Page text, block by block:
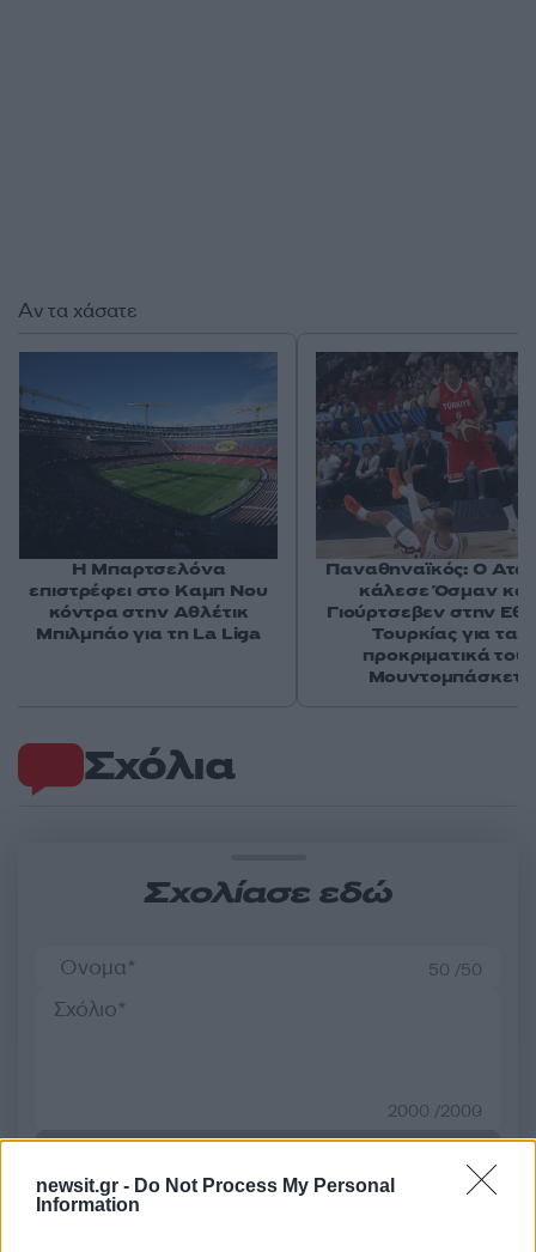
newsit.gr - Do Not Process My Personal
Information
Σχόλια
Σχολίασε εδώ
50 /50
2000 /2000
Όροι Χρήσης. Το site προστατεύεται από reCAPTCHA, ισχύουν
Αν τα χάσατε
Η Μπαρτσελόνα
επιστρέφει στο Καμπ Νου
κόντρα στην Αθλέτικ
Μπιλμπάο για τη La Liga
Παναθηναϊκός: Ο
κάλεσε Όσμαν και
Γιούρτσεβεν στην
Τουρκίας για τα
προκριματικά του
Μουντομπάσκετ